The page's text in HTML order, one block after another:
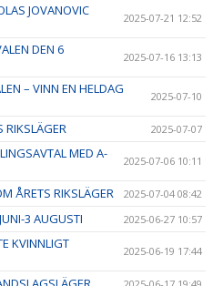
JOVANOVIC
2025-07-21 12:52
DEN 6
2025-07-16 13:13
– VINN EN HELDAG
2025-07-10
RIKSLÄGER 2025-07-07
MED A-
2025-07-06 10:11
ÅRETS RIKSLÄGER 2025-07-04 08:42
3 AUGUSTI 2025-06-27 10:57
KVINNLIGT
2025-06-19 17:44